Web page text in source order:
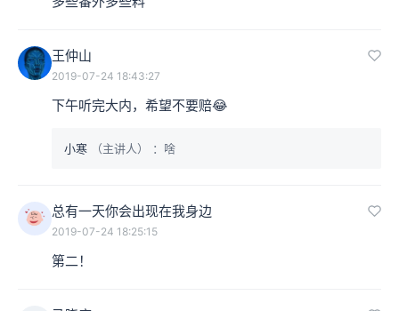
王仲山
2019-07-24 18:43:27
下午听完大内，希望不要赔😂
小寒 （主讲人） ：啥
总有一天你会出现在我身边
2019-07-24 18:25:15
第二！